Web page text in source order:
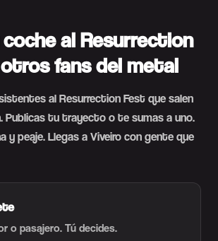
al Resurrection
fans del metal
al Resurrection Fest que salen
Publicas tu trayecto o te sumas a uno.
y peaje. Llegas a Viveiro con gente que
o pasajero. Tú decides.